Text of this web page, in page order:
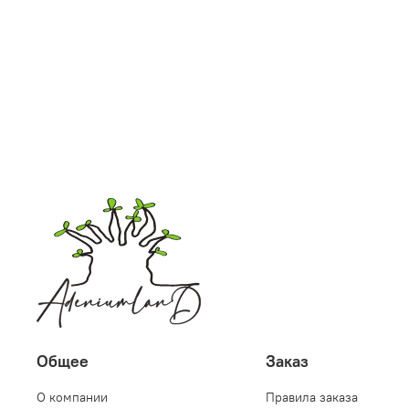
Общее
О компании
Заказ
Правила заказа